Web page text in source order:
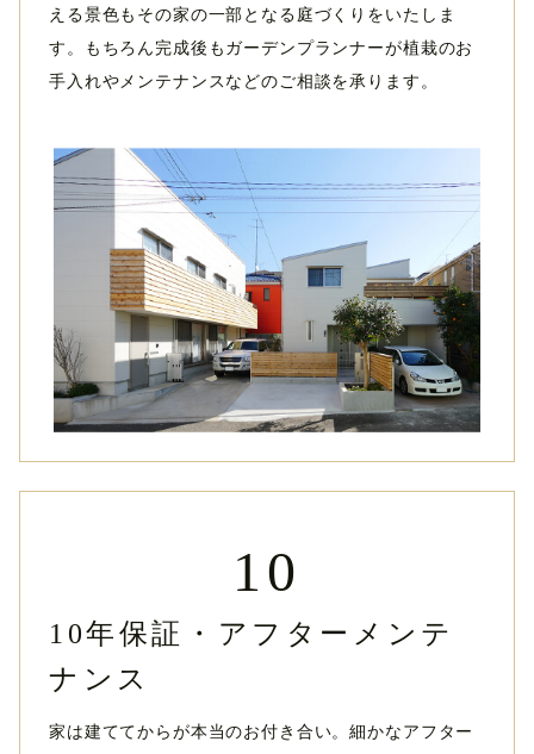
える景色もその家の一部となる庭づくりをいたしま
す。もちろん完成後もガーデンプランナーが植栽のお
手入れやメンテナンスなどのご相談を承ります。
10
10年保証・アフターメンテ
ナンス
家は建ててからが本当のお付き合い。細かなアフター